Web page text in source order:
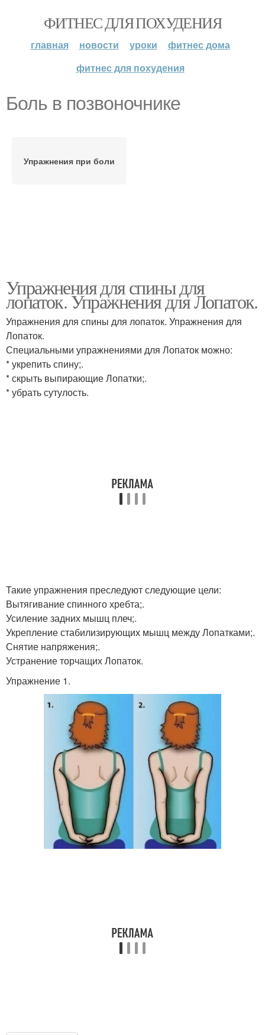
ФИТНЕС ДЛЯ ПОХУДЕНИЯ
главная новости уроки
фитнес дома
фитнес для похудения
Боль в позвоночнике
Упражнения при боли
Упражнения для спины для
лопаток. Упражнения для Лопаток.
Упражнения для спины для лопаток. Упражнения для
Лопаток.
Специальными упражнениями для Лопаток можно:
* укрепить спину;.
* скрыть выпирающие Лопатки;.
* убрать сутулость.
Такие упражнения преследуют следующие цели:
Вытягивание спинного хребта;.
Усиление задних мышц плеч;.
Укрепление стабилизирующих мышц между Лопатками;.
Снятие напряжения;.
Устранение торчащих Лопаток.
Упражнение 1.